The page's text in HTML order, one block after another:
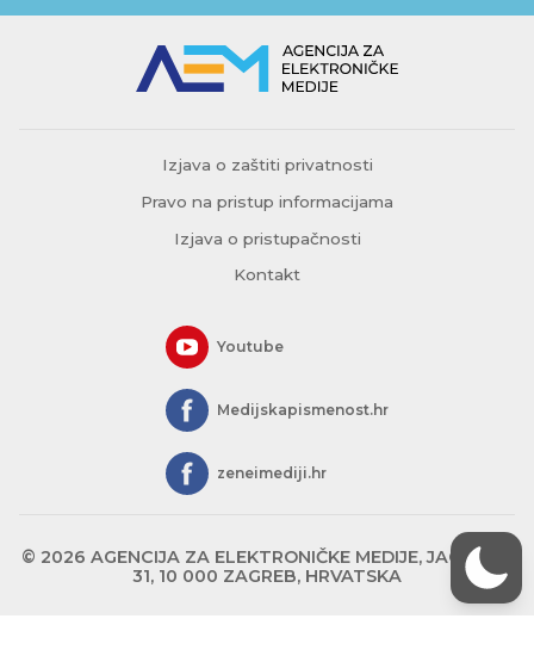
Izjava o zaštiti privatnosti
Pravo na pristup informacijama
Izjava o pristupačnosti
Kontakt
Youtube
Medijskapismenost.hr
zeneimediji.hr
© 2026 AGENCIJA ZA ELEKTRONIČKE MEDIJE, JAGIĆEVA
31, 10 000 ZAGREB, HRVATSKA